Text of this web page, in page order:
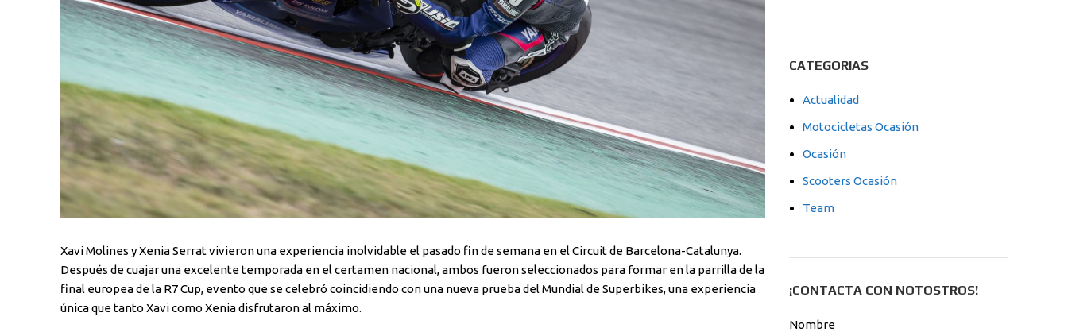
Xavi Molines y Xenia Serrat vivieron una experiencia inolvidable el pasado fin de semana en el Circuit de Barcelona-Catalunya.
Después de cuajar una excelente temporada en el certamen nacional, ambos fueron seleccionados para formar en la parrilla de la
final europea de la R7 Cup, evento que se celebró coincidiendo con una nueva prueba del Mundial de Superbikes, una experiencia
única que tanto Xavi como Xenia disfrutaron al máximo.
CATEGORIAS
Actualidad
Motocicletas Ocasión
Ocasión
Scooters Ocasión
Team
¡CONTACTA CON NOTOSTROS!
Nombre